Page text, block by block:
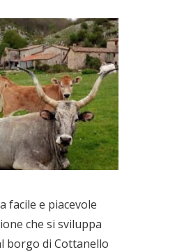
dei pastori e
romana di marmo
la tipica grigliata
facile e piacevole
che si sviluppa
borgo di Cottanello